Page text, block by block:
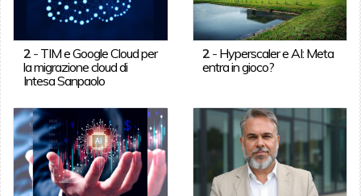
2- TIM e Google Cloud per
la migrazione cloud di
Intesa Sanpaolo
2 - Hyperscaler e AI: Meta
entra in gioco?